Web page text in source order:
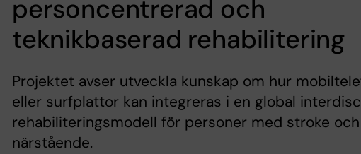
personcentrerad och
teknikbaserad rehabilitering
Projektet avser utveckla kunskap om hur
eller surfplattor kan integreras i en global
rehabiliteringsmodell för personer med stroke
närstående.